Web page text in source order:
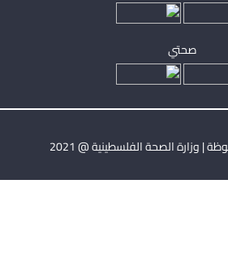
صحتي
وزارة الصحة الفلسطينية @ 2021